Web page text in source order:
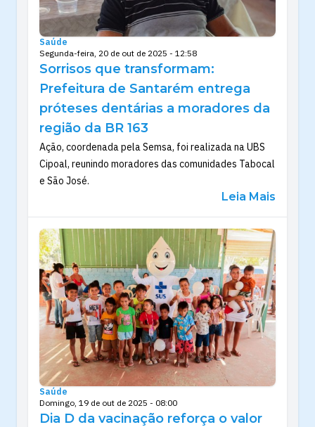
Saúde
Segunda-feira, 20 de out de 2025 - 12:58
Sorrisos que transformam:
Prefeitura de Santarém entrega
próteses dentárias a moradores da
região da BR 163
Ação, coordenada pela Semsa, foi realizada na UBS
Cipoal, reunindo moradores das comunidades Tabocal
e São José.
Leia Mais
Saúde
Domingo, 19 de out de 2025 - 08:00
Dia D da vacinação reforça o valor